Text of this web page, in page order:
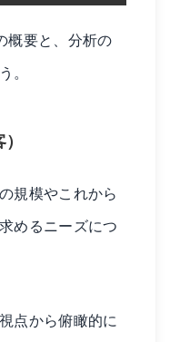
概要と、分析の
。
規模やこれから
めるニーズにつ
点から俯瞰的に